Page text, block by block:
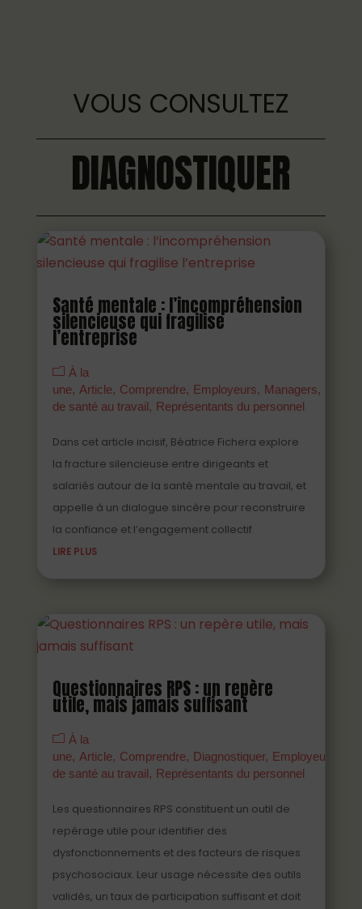
VOUS CONSULTEZ
DIAGNOSTIQUER
Santé mentale : l’incompréhension
silencieuse qui fragilise
l’entreprise
À la
une Article Comprendre Employeurs Managers
de santé au travail
Représentants du personnel
Dans cet article incisif, Béatrice Fichera explore
la fracture silencieuse entre dirigeants et
salariés autour de la santé mentale au travail, et
appelle à un dialogue sincère pour reconstruire
la confiance et l’engagement collectif.
LIRE PLUS
Questionnaires RPS : un repère
utile, mais jamais suffisant
À la
une
Article Comprendre Diagnostiquer Employeurs
de santé au travail
Représentants du personnel
Les questionnaires RPS constituent un outil de
repérage utile pour identifier des
dysfonctionnements et des facteurs de risques
psychosociaux. Leur usage nécessite des outils
validés, un taux de participation suffisant et doit